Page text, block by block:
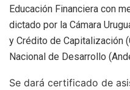
Educación Financiera con
dictado por la Cámara
y Crédito de Capitalización
Nacional de Desarrollo
Se dará certificado de